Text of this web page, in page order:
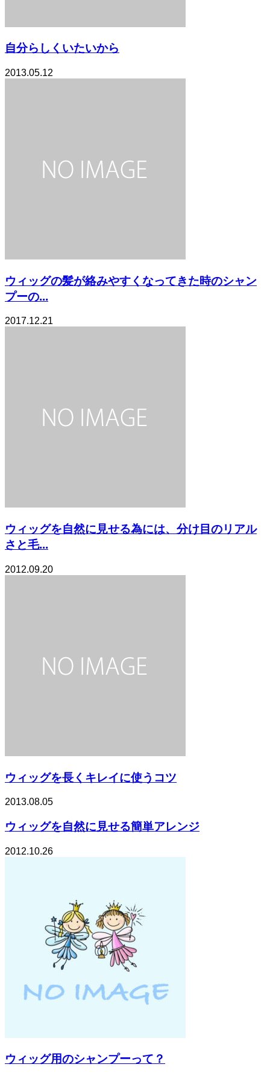
自分らしくいたいから
2013.05.12
ウィッグの髪が絡みやすくなってきた時のシャン
プーの...
2017.12.21
ウィッグを自然に見せる為には、分け目のリアル
さと毛...
2012.09.20
ウィッグを長くキレイに使うコツ
2013.08.05
ウィッグを自然に見せる簡単アレンジ
2012.10.26
ウィッグ用のシャンプーって？